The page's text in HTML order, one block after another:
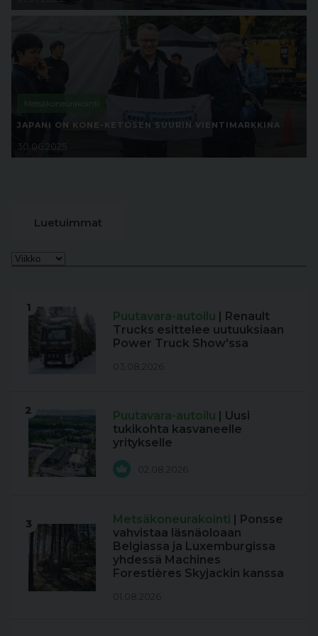
Metsäkoneurakointi
JAPANI ON KONE-KETOSEN SUURIN VIENTIMARKKINA
30.06.2025
Luetuimmat
1
Puutavara-autoilu | Renault
Trucks esittelee uutuuksiaan
Power Truck Show'ssa
03.08.2026
2 Puutavara-autoilu | Uusi
tukikohta kasvaneelle
yritykselle
02.08.2026
3 Metsäkoneurakointi | Ponsse
vahvistaa läsnäoloaan
Belgiassa ja Luxemburgissa
yhdessä Machines
Forestières Skyjackin kanssa
01.08.2026